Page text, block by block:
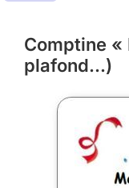
Comptine «
plafond…)